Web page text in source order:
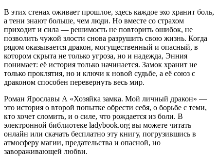
В этих стенах оживает прошлое, здесь каждое эхо хранит боль,
а тени знают больше, чем люди. Но вместе со страхом
приходит и сила — решимость не повторить ошибок, не
позволить чужой злости снова разрушить свою жизнь. Когда
рядом оказывается дракон, могущественный и опасный, в
котором скрыта не только угроза, но и надежда, Энния
понимает: её история только начинается. Замок хранит не
только проклятия, но и ключи к новой судьбе, а её союз с
драконом способен перевернуть весь мир.
Роман Ярославы А «Хозяйка замка. Мой личный дракон» —
это история о второй попытке обрести себя, о борьбе с теми,
кто хочет сломить, и о силе, что рождается из боли. В
электронной библиотеке ladybook.org вы можете читать
онлайн или скачать бесплатно эту книгу, погрузившись в
атмосферу магии, предательства и опасной, но
завораживающей любви.